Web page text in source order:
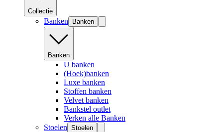
Collectie
Banken Banken
Banken
U banken
(Hoek)banken
Luxe banken
Stoffen banken
Velvet banken
Bankstel outlet
Verken alle Banken
Stoelen Stoelen